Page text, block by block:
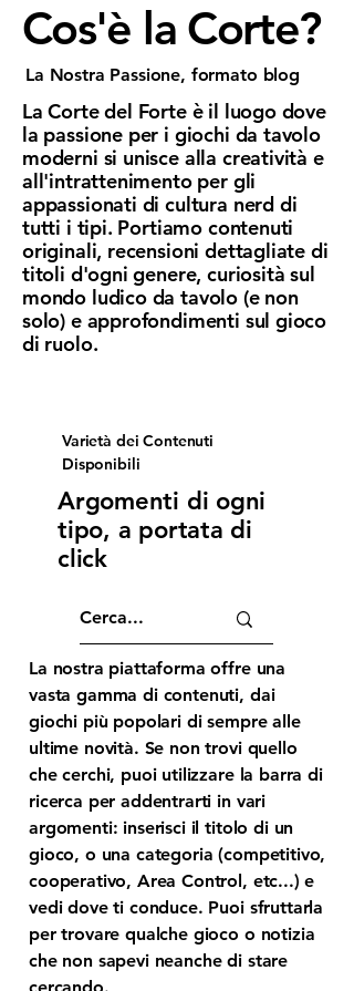
Cos'è la Corte?
La Nostra Passione, formato blog
La Corte del Forte è il luogo dove
la passione per i giochi da tavolo
moderni si unisce alla creatività e
all'intrattenimento per gli
appassionati di cultura nerd di
tutti i tipi. Portiamo contenuti
originali, recensioni dettagliate di
titoli d'ogni genere, curiosità sul
mondo ludico da tavolo (e non
solo) e approfondimenti sul gioco
di ruolo.
Varietà dei Contenuti
Disponibili
Argomenti di ogni
tipo, a portata di
click
La nostra piattaforma offre una
vasta gamma di contenuti, dai
giochi più popolari di sempre alle
ultime novità. Se non trovi quello
che cerchi, puoi utilizzare la barra di
ricerca per addentrarti in vari
argomenti: inserisci il titolo di un
gioco, o una categoria (competitivo,
cooperativo, Area Control, etc...) e
vedi dove ti conduce. Puoi sfruttarla
per trovare qualche gioco o notizia
che non sapevi neanche di stare